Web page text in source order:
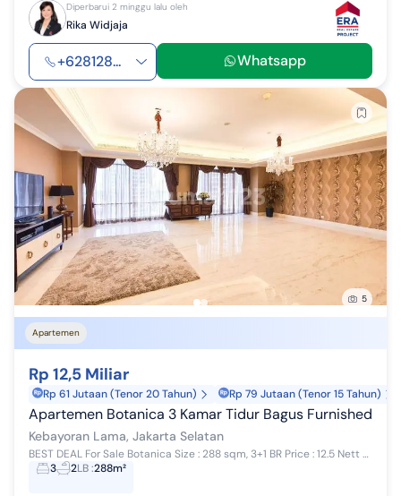
Diperbarui 2 minggu lalu oleh
Rika Widjaja
+628128... Whatsapp
5
Apartemen
Rp 12,5 Miliar
Rp 61 Jutaan (Tenor 20 Tahun) Rp 79 Jutaan (Tenor 15 Tahun)
Apartemen Botanica 3 Kamar Tidur Bagus Furnished
Kebayoran Lama, Jakarta Selatan
BEST DEAL For Sale Botanica Size : 288 sqm, 3+1 BR Price : 12.5 Nett Contact: Aria 0819xxxxxxxx
3
2LB:288m²